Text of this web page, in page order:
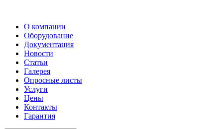
О компании
Оборудование
Документация
Новости
Статьи
Галерея
Опросные листы
Услуги
Цены
Контакты
Гарантия